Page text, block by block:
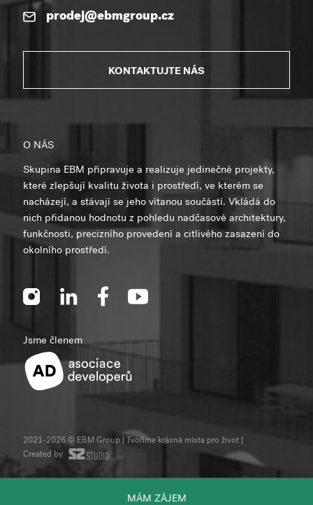
MÁM ZÁJEM
prodej@ebmgroup.cz
KONTAKTUJTE NÁS
O NÁS
Skupina EBM připravuje a realizuje jedinečné projekty,
které zlepšují kvalitu života i prostředí, ve kterém se
nacházejí, a stávají se jeho vítanou součástí. Vkládá do
nich přidanou hodnotu z pohledu nadčasové architektury,
funkčnosti, precizního provedení a citlivého zasazení do
okolního prostředí.
Jsme členem
2021-2026 © EBM Group | Tvoříme krásná místa pro život
Created by